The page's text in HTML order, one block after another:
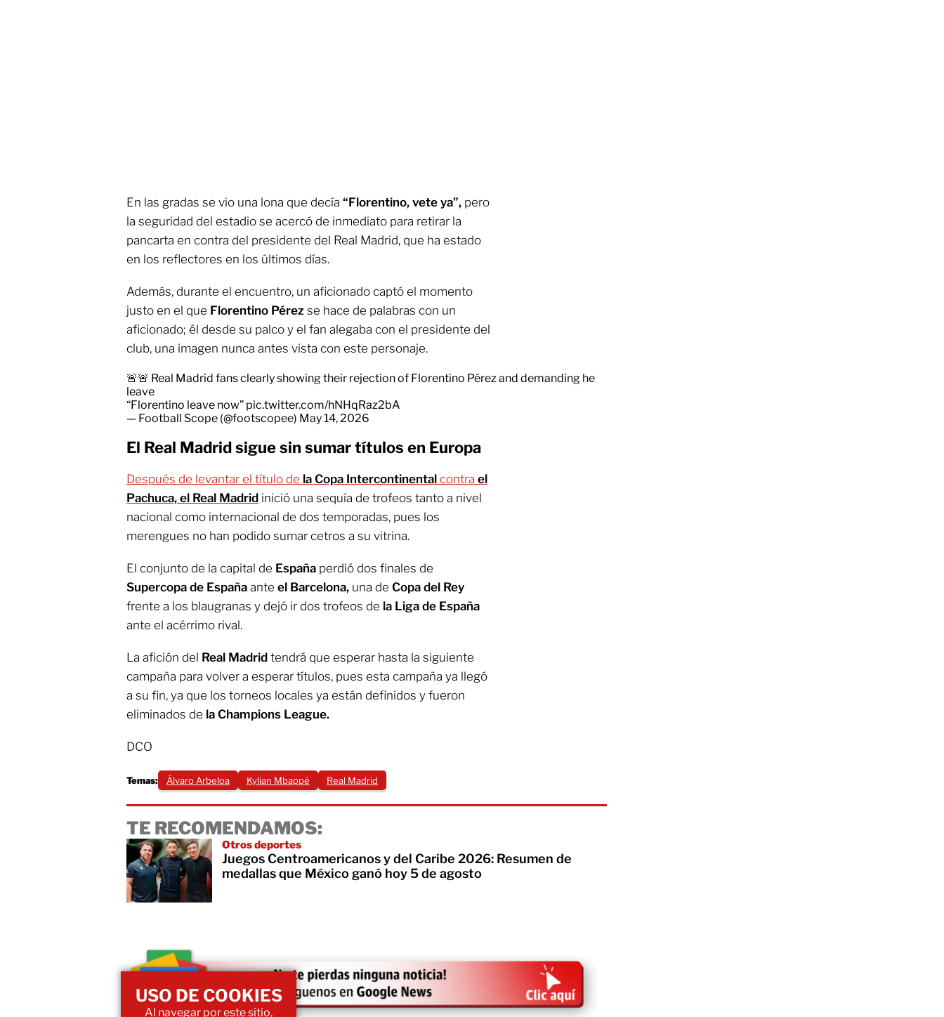
En las gradas se vio una lona que decía “Florentino, vete ya”, pero
la seguridad del estadio se acercó de inmediato para retirar la
pancarta en contra del presidente del Real Madrid, que ha estado
en los reflectores en los últimos días.
Además, durante el encuentro, un aficionado captó el momento
justo en el que Florentino Pérez se hace de palabras con un
aficionado; él desde su palco y el fan alegaba con el presidente del
club, una imagen nunca antes vista con este personaje.
🚨🚨 Real Madrid fans clearly showing their rejection of Florentino Pérez and demanding he
leave
“Florentino leave now” pic.twitter.com/hNHqRaz2bA
— Football Scope (@footscopee) May 14, 2026
El Real Madrid sigue sin sumar títulos en Europa
Después de levantar el título de la Copa Intercontinental contra el
Pachuca, el Real Madrid inició una sequía de trofeos tanto a nivel
nacional como internacional de dos temporadas, pues los
merengues no han podido sumar cetros a su vitrina.
El conjunto de la capital de España perdió dos finales de
Supercopa de España ante el Barcelona, una de Copa del Rey
frente a los blaugranas y dejó ir dos trofeos de la Liga de España
ante el acérrimo rival.
La afición del Real Madrid tendrá que esperar hasta la siguiente
campaña para volver a esperar títulos, pues esta campaña ya llegó
a su fin, ya que los torneos locales ya están definidos y fueron
eliminados de la Champions League.
DCO
Temas: Álvaro Arbeloa Kylian Mbappé Real Madrid
TE RECOMENDAMOS:
Otros deportes
Juegos Centroamericanos y del Caribe 2026: Resumen de
medallas que México ganó hoy 5 de agosto
USO DE COOKIES
Al navegar por este sitio,